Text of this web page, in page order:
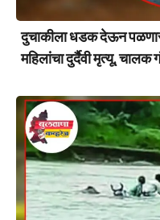
दुचाकीला धडक देऊन
महिलांचा दुर्दैवी मृत्यू, चालक